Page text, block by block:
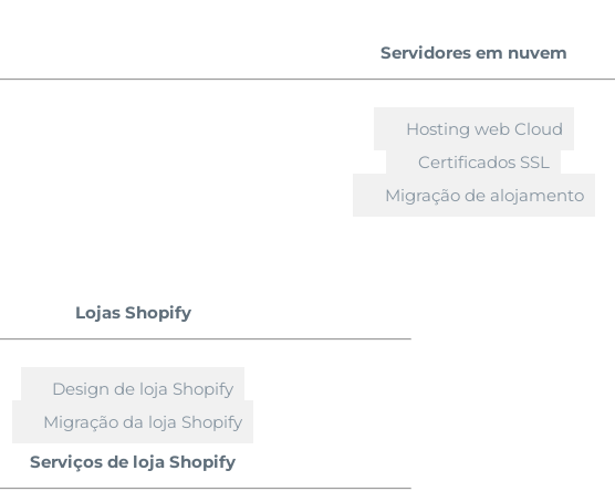
Servidores em nuvem
Hosting web Cloud
Certificados SSL
Migração de alojamento
Lojas Shopify
Design de loja Shopify
Migração da loja Shopify
Serviços de loja Shopify